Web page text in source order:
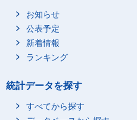
お知らせ
公表予定
新着情報
ランキング
統計データを探す
すべてから探す